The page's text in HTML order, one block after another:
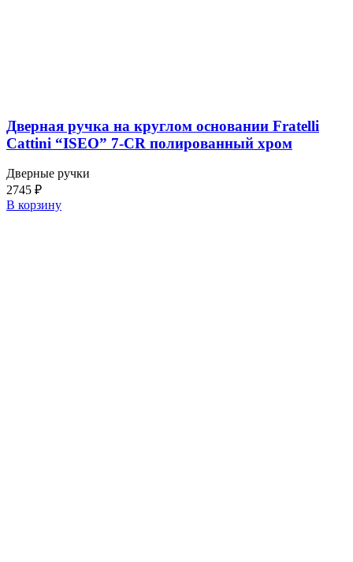
Дверная ручка на круглом основании Fratelli
Cattini “ISEO” 7-CR полированный хром
Дверные ручки
2745 ₽
В корзину